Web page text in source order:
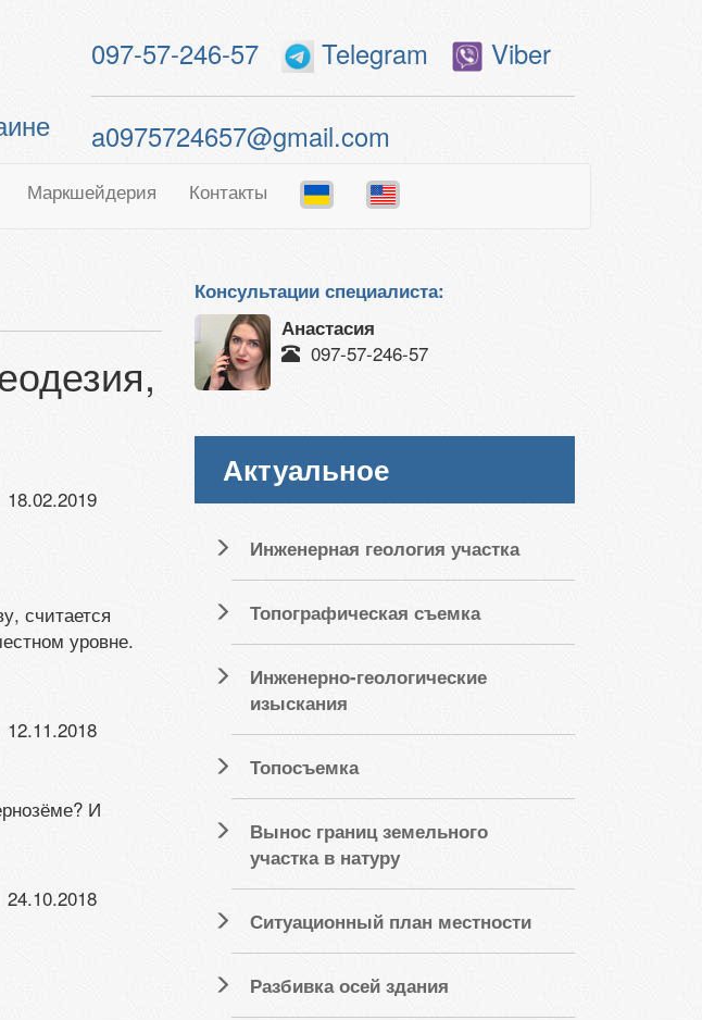
097-57-246-57 Telegram Viber
a0975724657@gmail.com
Маркшейдерия Контакты
18.02.2019
считается
уровне.
12.11.2018
И
24.10.2018
Консультации специалиста:
Анастасия
097-57-246-57
Актуальное
Инженерная геология участка
Топографическая съемка
Инженерно-геологические
изыскания
Топосъемка
Вынос границ земельного
участка в натуру
Ситуационный план местности
Разбивка осей здания